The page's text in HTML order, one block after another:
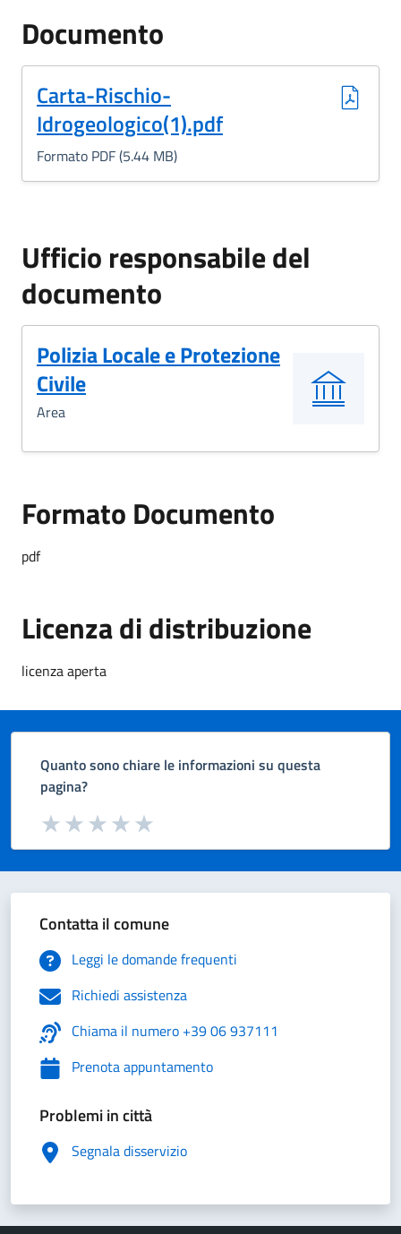
Documento
Carta-Rischio-
Idrogeologico(1).pdf
(Formato PDF, 5.44 MB)
Formato PDF (5.44 MB)
Ufficio responsabile del
documento
Polizia Locale e Protezione
Civile
Area
Formato Documento
Formato Documento
pdf
Licenza di distribuzione
licenza aperta
Quanto sono chiare le informazioni su questa
pagina?
Valuta da 1 a 5 stelle la pagina
Valuta 5 stelle su 5
Valuta 4 stelle su 5
Valuta 3 stelle su 5
Valuta 2 stelle su 5
Valuta 1 stelle su 5
Contatta il comune
Leggi le domande frequenti
Richiedi assistenza
Chiama il numero +39 06 937111
Prenota appuntamento
Problemi in città
Segnala disservizio